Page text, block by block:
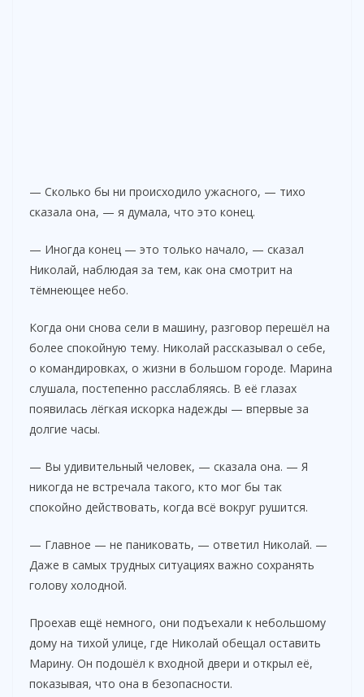
— Сколько бы ни происходило ужасного, — тихо
сказала она, — я думала, что это конец.
— Иногда конец — это только начало, — сказал
Николай, наблюдая за тем, как она смотрит на
тёмнеющее небо.
Когда они снова сели в машину, разговор перешёл на
более спокойную тему. Николай рассказывал о себе,
о командировках, о жизни в большом городе. Марина
слушала, постепенно расслабляясь. В её глазах
появилась лёгкая искорка надежды — впервые за
долгие часы.
— Вы удивительный человек, — сказала она. — Я
никогда не встречала такого, кто мог бы так
спокойно действовать, когда всё вокруг рушится.
— Главное — не паниковать, — ответил Николай. —
Даже в самых трудных ситуациях важно сохранять
голову холодной.
Проехав ещё немного, они подъехали к небольшому
дому на тихой улице, где Николай обещал оставить
Марину. Он подошёл к входной двери и открыл её,
показывая, что она в безопасности.